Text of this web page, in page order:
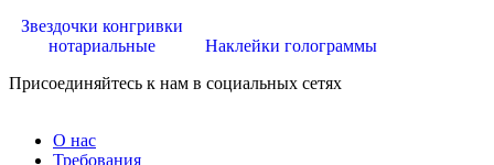
Звездочки конгривки
нотариальные
Наклейки голограммы
Присоединяйтесь к нам в социальных сетях
О нас
Требования